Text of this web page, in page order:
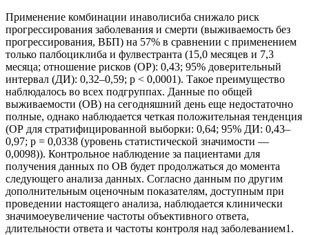
Применение комбинации инаволисиба снижало риск
прогрессирования заболевания и смерти (выживаемость без
прогрессирования, ВБП) на 57% в сравнении с применением
только палбоциклиба и фулвестранта (15,0 месяцев и 7,3
месяца; отношение рисков (ОР): 0,43; 95% доверительный
интервал (ДИ): 0,32–0,59; p < 0,0001). Такое преимущество
наблюдалось во всех подгруппах. Данные по общей
выживаемости (ОВ) на сегодняшний день еще недостаточно
полные, однако наблюдается четкая положительная тенденция
(ОР для стратифицированной выборки: 0,64; 95% ДИ: 0,43–
0,97; p = 0,0338 (уровень статистической значимости —
0,0098)). Контрольное наблюдение за пациентами для
получения данных по ОВ будет продолжаться до момента
следующего анализа данных. Согласно данным по другим
дополнительным оценочным показателям, доступным при
проведении настоящего анализа, наблюдается клинически
значимоеувеличение частоты объективного ответа,
длительности ответа и частоты контроля над заболеванием1.